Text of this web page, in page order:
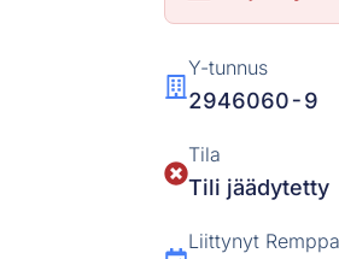
Y-tunnus
2946060-9
Tila
Tili jäädytetty
Liittynyt